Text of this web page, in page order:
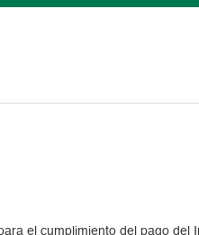
el cumplimiento del pago del